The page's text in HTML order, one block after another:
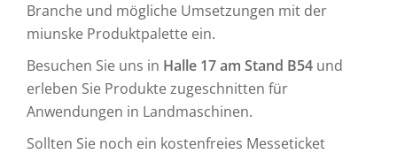
Branche und mögliche Umsetzungen mit der
miunske Produktpalette ein.
Besuchen Sie uns in Halle 17 am Stand B54 und
erleben Sie Produkte zugeschnitten für
Anwendungen in Landmaschinen.
Sollten Sie noch ein kostenfreies Messeticket